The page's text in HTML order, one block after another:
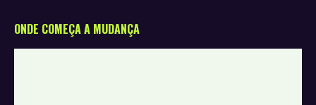
ONDE COMEÇA A MUDANÇA